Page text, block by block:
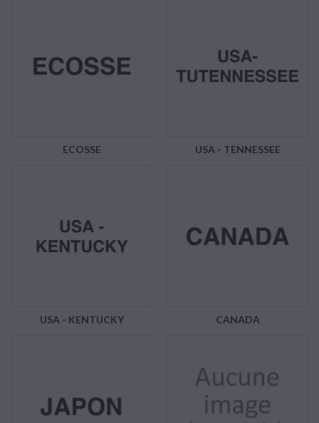
ECOSSE USA - TENNESSEE
USA - KENTUCKY CANADA